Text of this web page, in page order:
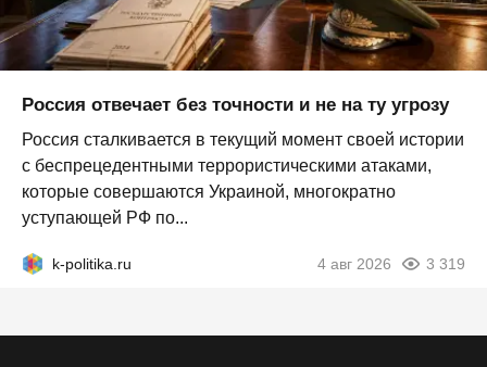
Россия отвечает без точности и не на ту угрозу
Россия сталкивается в текущий момент своей истории
с беспрецедентными террористическими атаками,
которые совершаются Украиной, многократно
уступающей РФ по...
k-politika.ru 4 авг 2026 3 319